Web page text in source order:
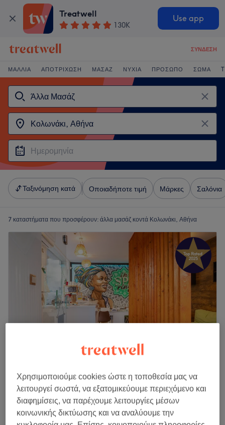
Treatwell
130K
Use app
ΣΎΝΔΕΣΗ
ΜΑΛΛΙΆ ΑΠΟΤΡΊΧΩΣΗ ΜΑΣΆΖ ΝΎΧΙΑ ΠΡΌΣΩΠΟ ΣΏΜΑ
Ταξινόμηση κατά Οποιαδήποτε τιμή Μάρκες Σαλόνια
7 καταστήματα που προσφέρουν: άλλα μασάζ κοντά Κολωνάκι, Αθήνα
InSparing Κολωνάκι
4,9
927 κριτικές
Κολωνάκι, Αθήνα
Εμφάνιση στον χάρτη
Foot Massage
€ 30
Χρησιμοποιούμε cookies ώστε η τοποθεσία μας να
λειτουργεί σωστά, να εξατομικεύουμε περιεχόμενο και
διαφημίσεις, να παρέχουμε λειτουργίες μέσων
κοινωνικής δικτύωσης και να αναλύουμε την